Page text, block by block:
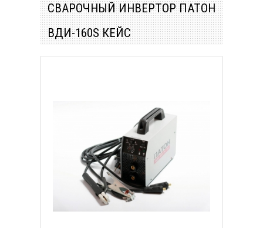
СВАРОЧНЫЙ ИНВЕРТОР ПАТОН
ВДИ-160S КЕЙС